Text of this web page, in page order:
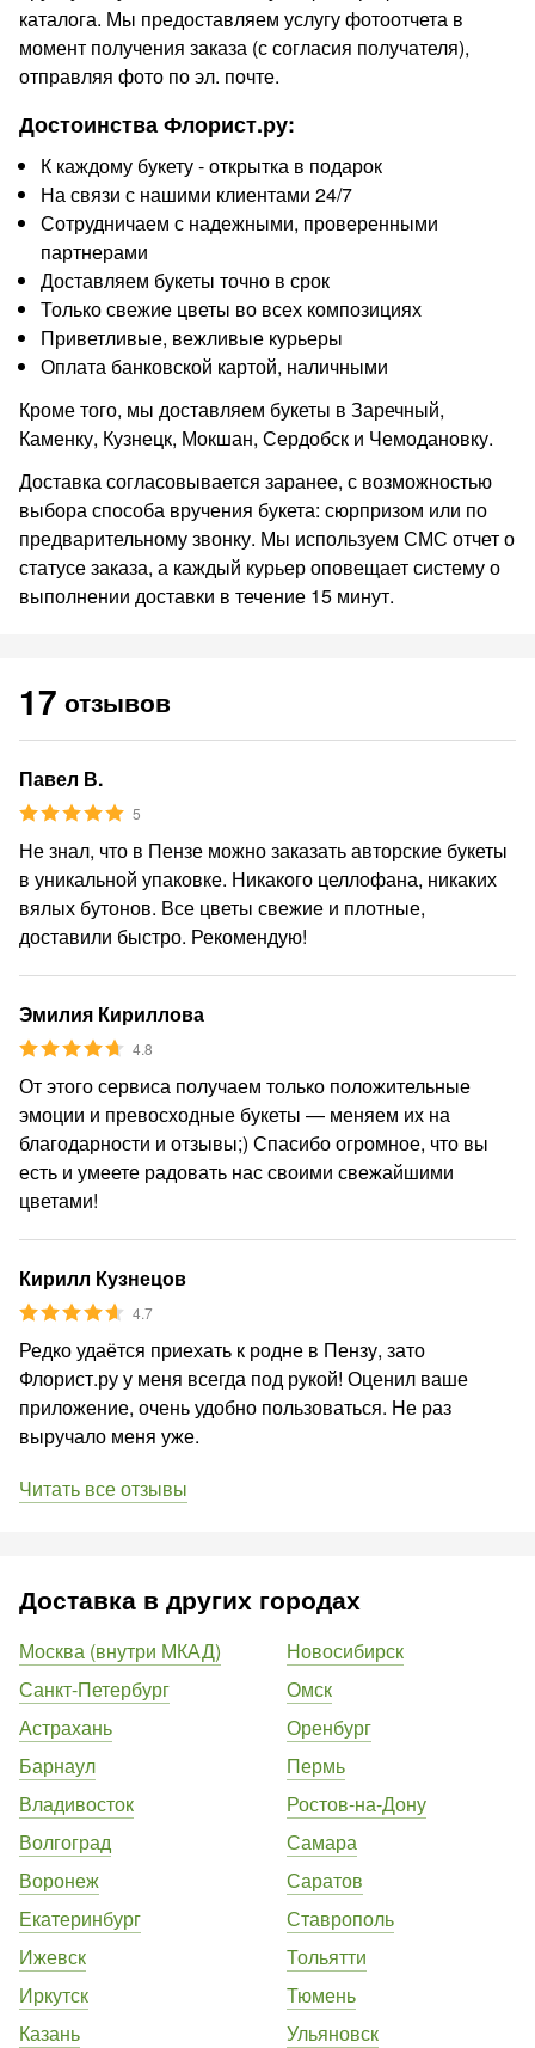
каталога. Мы предоставляем услугу фотоотчета в
момент получения заказа (с согласия получателя),
отправляя фото по эл. почте.
Достоинства Флорист.ру:
К каждому букету - открытка в подарок
На связи с нашими клиентами 24/7
Сотрудничаем с надежными, проверенными
партнерами
Доставляем букеты точно в срок
Только свежие цветы во всех композициях
Приветливые, вежливые курьеры
Оплата банковской картой, наличными
Кроме того, мы доставляем букеты в Заречный,
Каменку, Кузнецк, Мокшан, Сердобск и Чемодановку.
Доставка согласовывается заранее, с возможностью
выбора способа вручения букета: сюрпризом или по
предварительному звонку. Мы используем СМС отчет о
статусе заказа, а каждый курьер оповещает систему о
выполнении доставки в течение 15 минут.
17 отзывов
Павел В.
5
Не знал, что в Пензе можно заказать авторские букеты
в уникальной упаковке. Никакого целлофана, никаких
вялых бутонов. Все цветы свежие и плотные,
доставили быстро. Рекомендую!
Эмилия Кириллова
4.8
От этого сервиса получаем только положительные
эмоции и превосходные букеты — меняем их на
благодарности и отзывы;) Спасибо огромное, что вы
есть и умеете радовать нас своими свежайшими
цветами!
Кирилл Кузнецов
4.7
Редко удаётся приехать к родне в Пензу, зато
Флорист.ру у меня всегда под рукой! Оценил ваше
приложение, очень удобно пользоваться. Не раз
выручало меня уже.
Читать все отзывы
Доставка в других городах
Москва (внутри МКАД)
Санкт-Петербург
Астрахань
Барнаул
Владивосток
Волгоград
Воронеж
Екатеринбург
Ижевск
Иркутск
Казань
Новосибирск
Омск
Оренбург
Пермь
Ростов-на-Дону
Самара
Саратов
Ставрополь
Тольятти
Тюмень
Ульяновск